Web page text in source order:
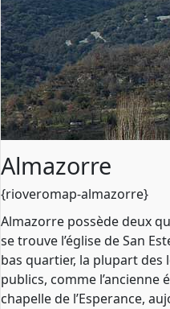
Almazorre
{rioveromap-almazorre}
Almazorre possède deux
se trouve l’église de San
bas quartier, la plupart
publics, comme l’ancienne
chapelle de l’Esperance,